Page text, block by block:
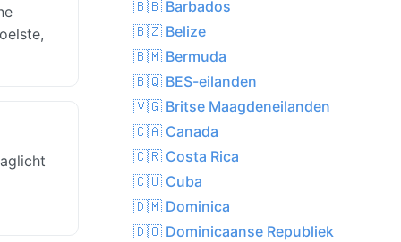
🇧🇧 Barbados
🇧🇿 Belize
🇧🇲 Bermuda
🇧🇶 BES-eilanden
🇻🇬 Britse Maagdeneilanden
🇨🇦 Canada
🇨🇷 Costa Rica
🇨🇺 Cuba
🇩🇲 Dominica
🇩🇴 Dominicaanse Republiek